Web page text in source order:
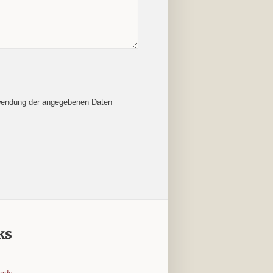
der angegebenen Daten